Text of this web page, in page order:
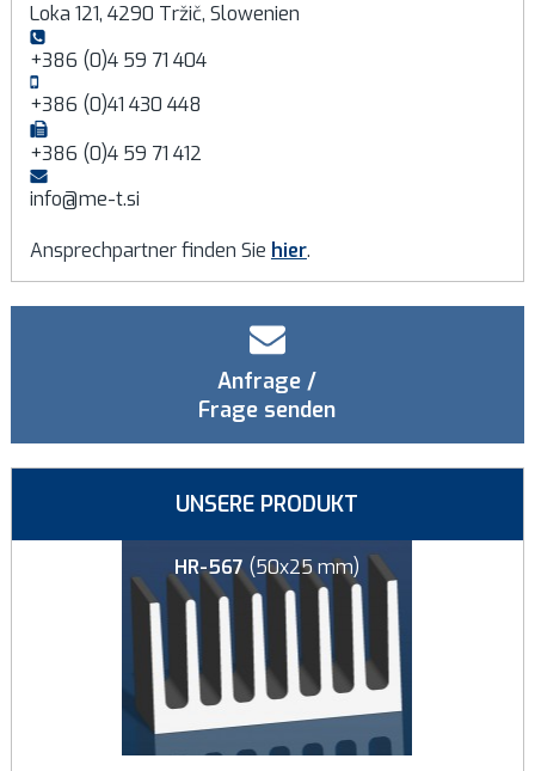
Loka 121, 4290 Tržič, Slowenien
+386 (0)4 59 71 404
+386 (0)41 430 448
+386 (0)4 59 71 412
info@me-t.si
Ansprechpartner finden Sie hier.
Anfrage /
Frage senden
UNSERE PRODUKT
HR-567(50x25 mm)